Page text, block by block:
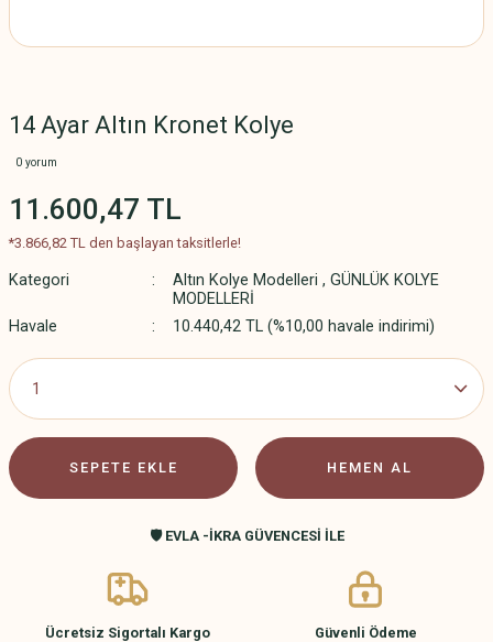
14 Ayar Altın Kronet Kolye
0 yorum
11.600,47 TL
*3.866,82 TL den başlayan taksitlerle!
Kategori Altın Kolye Modelleri , GÜNLÜK KOLYE
MODELLERİ
Havale
10.440,42 TL (%10,00 havale indirimi)
SEPETE EKLE HEMEN AL
🛡️ EVLA -İKRA GÜVENCESİ İLE
Ücretsiz Sigortalı Kargo Güvenli Ödeme